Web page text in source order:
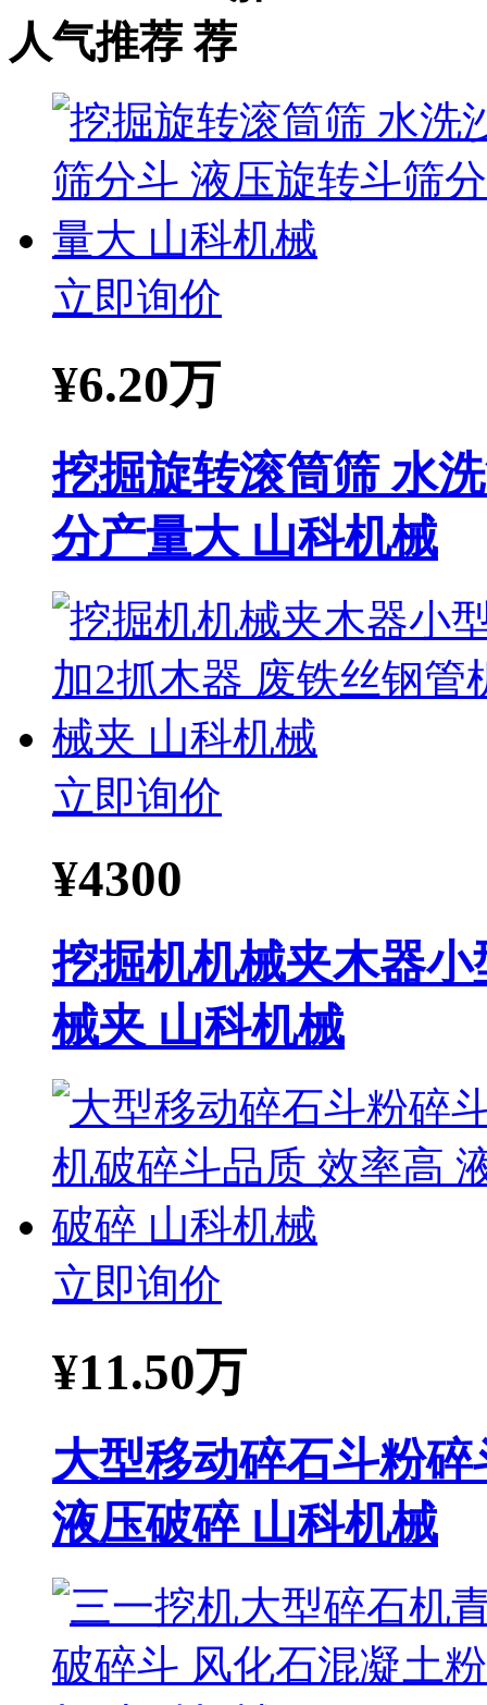
人气推荐
立即询价
¥6.20万
挖掘旋转滚筒筛 水
分产量大 山科机械
立即询价
¥4300
挖掘机机械夹木器
械夹 山科机械
立即询价
¥11.50万
大型移动碎石斗粉
液压破碎 山科机械